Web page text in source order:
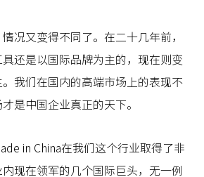
况又变得不同了。在二十几年前，
还是以国际品牌为主的，现在则变
我们在国内的高端市场上的表现不
是中国企业真正的天下。
in China在我们这个行业取得了非
现在领军的几个国际巨头，无一例